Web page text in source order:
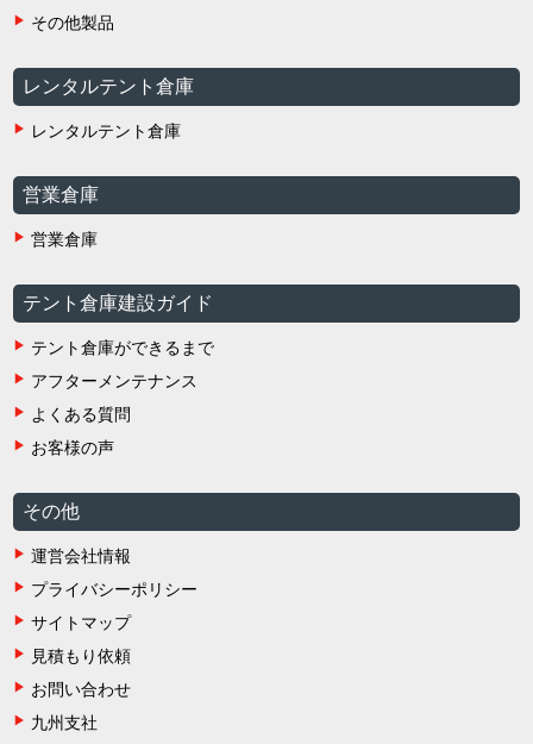
その他製品
レンタルテント倉庫
レンタルテント倉庫
営業倉庫
営業倉庫
テント倉庫建設ガイド
テント倉庫ができるまで
アフターメンテナンス
よくある質問
お客様の声
その他
運営会社情報
プライバシーポリシー
サイトマップ
見積もり依頼
お問い合わせ
九州支社